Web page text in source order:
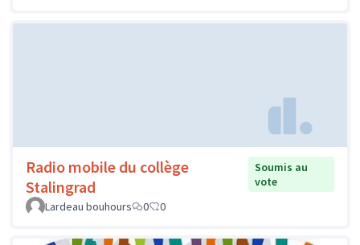
Radio mobile du collège
Stalingrad
Soumis au
vote
Lardeau bouhours
0 0